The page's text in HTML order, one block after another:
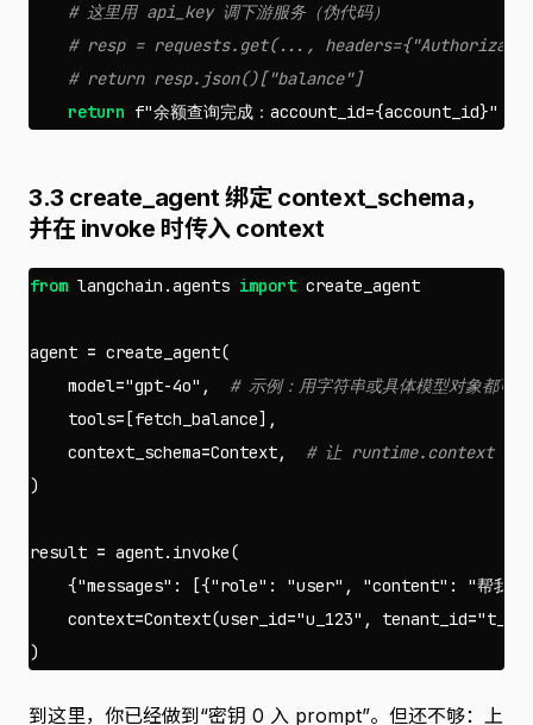
return f"余额查询完成：account_id={account_id}"
3.3 create_agent 绑定 context_schema，
并在 invoke 时传入 context
from langchain.agents import create_agent
agent = create_agent(
model="gpt-4o" ,
tools= [fetch_balance],
context_schema=Context,
)
result = agent. invoke(
{"messages" : [{"role" : "user" , "content" :
"帮我
context=Context(user_id="u_123" , tenant_id="t_1"
)
到这里，你已经做到“密钥 0 入 prompt”。但还不够：上